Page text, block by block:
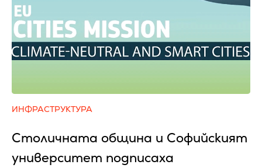
ИНФРАСТРУКТУРА
Столичната община и Софийският
университет подписаха